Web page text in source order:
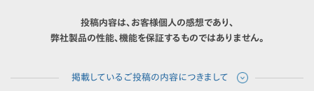
投稿内容は、お客様個人の感想であり、
弊社製品の性能、機能を保証するものではありません。